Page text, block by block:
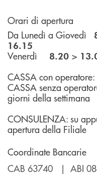
Orari di apertura
Da Lunedì a Giovedì
16.15
Venerdì 8.20 >
CASSA con
CASSA senza
giorni della settimana
CONSULENZA: su
apertura della Filiale
Coordinate Bancarie
CAB 63740 | ABI